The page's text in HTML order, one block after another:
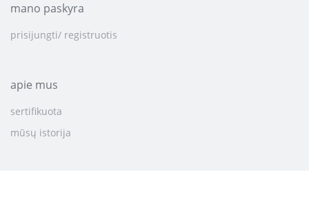
mano paskyra
prisijungti/ registruotis
apie mus
sertifikuota
mūsų istorija